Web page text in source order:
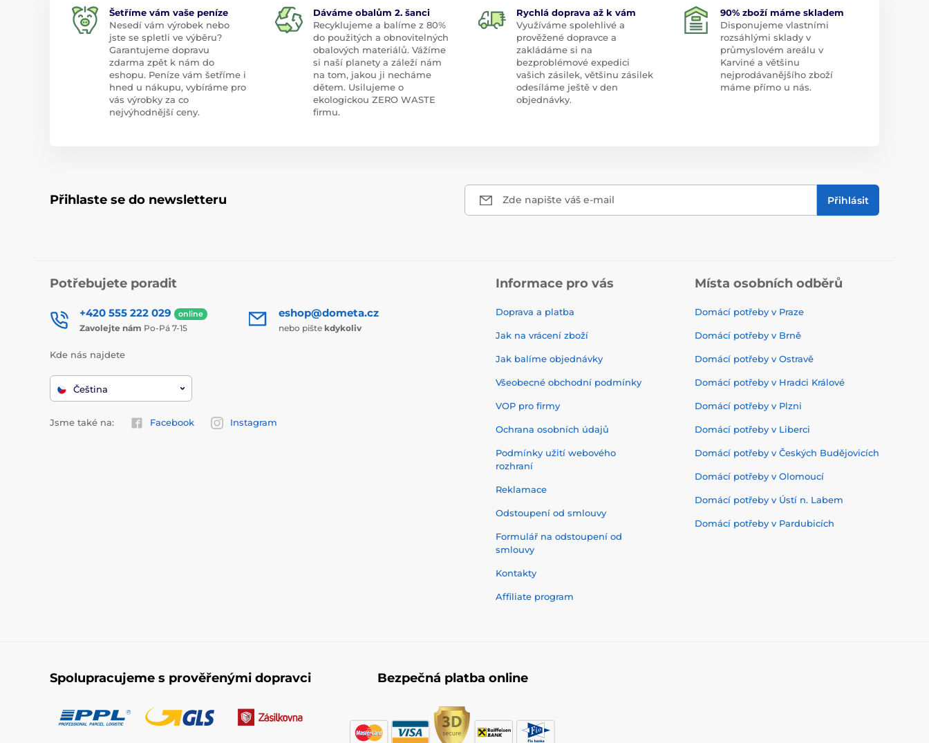
Šetříme vám vaše peníze
Nesedí vám výrobek nebo
jste se spletli ve výběru?
Garantujeme dopravu
zdarma zpět k nám do
eshopu. Peníze vám šetříme i
hned u nákupu, vybíráme pro
vás výrobky za co
nejvýhodnější ceny.
Dáváme obalům 2. šanci
Recyklujeme a balíme z 80%
do použitých a obnovitelných
obalových materiálů. Vážíme
si naší planety a záleží nám
na tom, jakou ji necháme
dětem. Usilujeme o
ekologickou ZERO WASTE
firmu.
Rychlá doprava až k vám
Využíváme spolehlivé a
prověžené dopravce a
zakládáme si na
bezproblémové expedici
vašich zásilek, většinu zásilek
odesíláme ještě v den
objednávky.
90% zboží máme skladem
Disponujeme vlastními
rozsáhlými sklady v
průmyslovém areálu v
Karviné a většinu
nejprodávanějšího zboží
máme přímo u nás.
Přihlaste se do newsletteru Zde napište váš e-mail Přihlásit
Potřebujete poradit
+420 555 222 029 online
Zavolejte nám Po-Pá 7-15
eshop@dometa.cz
nebo pište kdykoliv
Kde nás najdete
Čeština
Jsme také na: Facebook Instagram
Informace pro vás
Doprava a platba
Jak na vrácení zboží
Jak balíme objednávky
Všeobecné obchodní podmínky
VOP pro firmy
Ochrana osobních údajů
Podmínky užití webového
rozhraní
Reklamace
Odstoupení od smlouvy
Formulář na odstoupení od
smlouvy
Kontakty
Affiliate program
Místa osobních odběrů
Domácí potřeby v Praze
Domácí potřeby v Brně
Domácí potřeby v Ostravě
Domácí potřeby v Hradci Králové
Domácí potřeby v Plzni
Domácí potřeby v Liberci
Domácí potřeby v Českých Budějovicích
Domácí potřeby v Olomoucí
Domácí potřeby v Ústí n. Labem
Domácí potřeby v Pardubicích
Spolupracujeme s prověřenými dopravci Bezpečná platba online